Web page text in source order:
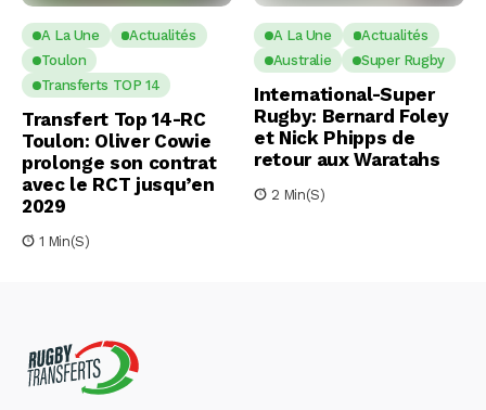
A La Une
Actualités
Toulon
Transferts TOP 14
Transfert Top 14-RC
Toulon: Oliver Cowie
prolonge son contrat
avec le RCT jusqu’en
2029
1 Min(s)
A La Une
Actualités
Australie
Super Rugby
International-Super
Rugby: Bernard Foley
et Nick Phipps de
retour aux Waratahs
2 Min(s)